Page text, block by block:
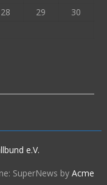
28 29
30
e.V.
SuperNews byAcme